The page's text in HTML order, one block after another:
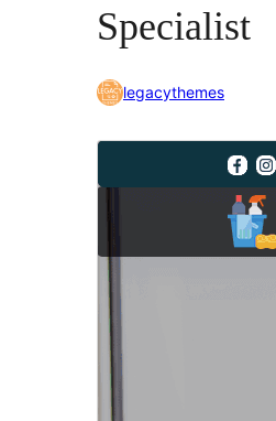
Specialist
legacythemes